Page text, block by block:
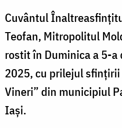
Cuvântul
Teofan, Mitropolitul
rostit în Duminica a 5-a
2025, cu prilejul
Vineri” din municipiul
Iași.